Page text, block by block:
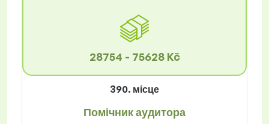
28754 - 75628 Kč
390. місце
Помічник аудитора